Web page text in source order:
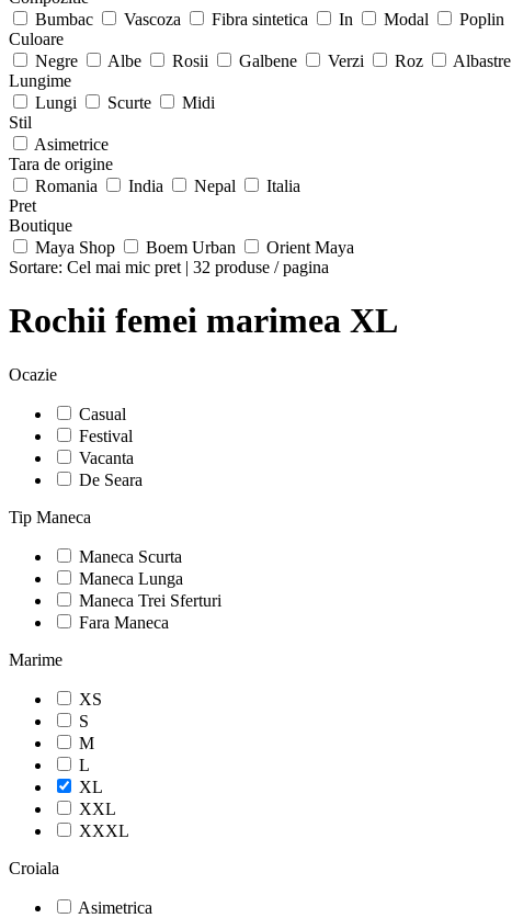
Bumbac
Vascoza Fibra sintetica In Modal
Poplin
Culoare
Negre
Albe Rosii Galbene Verzi Roz Albastre
Lungime
Lungi
Scurte
Midi
Stil
Asimetrice
Tara de origine
Romania
India Nepal
Italia
Pret
Boutique
Maya Shop
Boem Urban
Orient Maya
Sortare: Cel mai mic pret | 32 produse / pagina
Rochii femei marimea XL
Ocazie
Casual
Festival
Vacanta
De Seara
Tip Maneca
Maneca Scurta
Maneca Lunga
Maneca Trei Sferturi
Fara Maneca
Marime
XS
S
M
L
XL
XXL
XXXL
Croiala
Asimetrica